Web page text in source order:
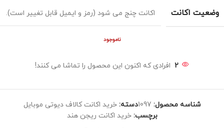
وضعیت اکانت اکانت چنج می شود (رمز و ایمیل قابل تغییر است).
ناموجود
2 افرادی که اکنون این محصول را تماشا می کنند!
شناسه محصول: 1097دسته: خرید اکانت کالاف دیوتی موبایل
برچسب: خرید اکانت ریجن هند